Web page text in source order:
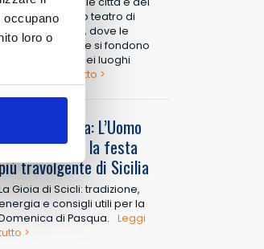
occupano
loro o
diventano teatro di
emozioni uniche, dove le
natalizie si fondono
con la bellezza dei luoghi
Leggi tutto >
Scicli a Pasqua: L’Uomo
(“Gioia”), la festa
travolgente di Sicilia
Gioia di Scicli: tradizione,
e consigli utili per la
di Pasqua.
Leggi
>